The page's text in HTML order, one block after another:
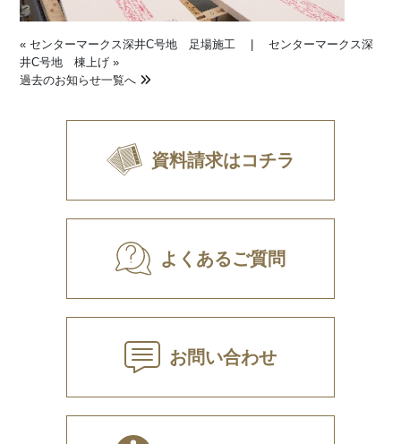
« センターマークス深井C号地 足場施工 |
センターマークス深
井C号地 棟上げ »
過去のお知らせ一覧へ
資料請求はコチラ
よくあるご質問
お問い合わせ